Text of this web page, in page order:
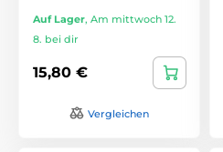
Auf Lager, Am mittwoch 12.
8. bei dir
15,80 €
Vergleichen